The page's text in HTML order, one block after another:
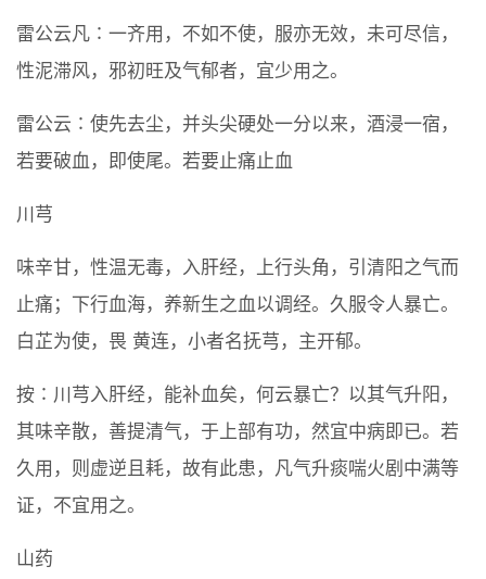
雷公云凡∶一齐用，不如不使，服亦无效，未可尽信，
性泥滞风，邪初旺及气郁者，宜少用之。
雷公云∶使先去尘，并头尖硬处一分以来，酒浸一宿，
若要破血，即使尾。若要止痛止血
川芎
味辛甘，性温无毒，入肝经，上行头角，引清阳之气而
止痛；下行血海，养新生之血以调经。久服令人暴亡。
白芷为使，畏 黄连，小者名抚芎，主开郁。
按∶川芎入肝经，能补血矣，何云暴亡？以其气升阳，
其味辛散，善提清气，于上部有功，然宜中病即已。若
久用，则虚逆且耗，故有此患，凡气升痰喘火剧中满等
证，不宜用之。
山药